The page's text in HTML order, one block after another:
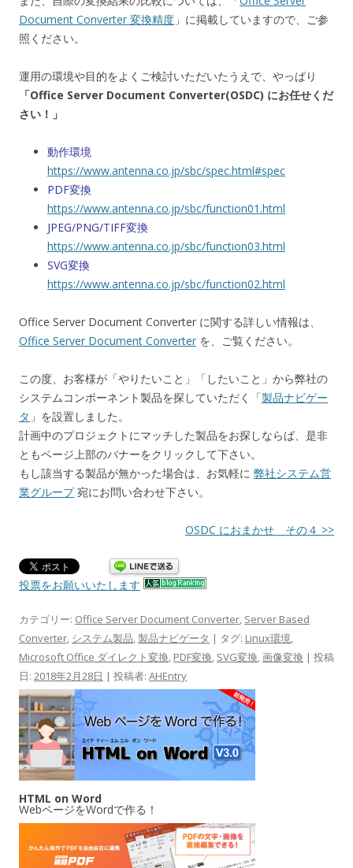
Document Converter 変換精度 」に掲載していますので、ご参
照ください。
運用の環境や目的をよくご検討いただいたうえで、やっぱり
「Office Server Document Converter(OSDC) にお任せくだ
さい！」
動作環境
https://www.antenna.co.jp/sbc/spec.html#spec
PDF変換
https://www.antenna.co.jp/sbc/function01.html
JPEG/PNG/TIFF変換
https://www.antenna.co.jp/sbc/function03.html
SVG変換
https://www.antenna.co.jp/sbc/function02.html
Office Server Document Converter に関する詳しい情報は、
Office Server Document Converter を、ご覧ください。
この度、お客様が「やりたいこと」「したいこと」から弊社の
システムコンポーネント製品を探していただく「製品ナビゲー
タ 」を設置しました。
計画中のプロジェクトにマッチした製品をお探しならば、是非
ともページ上部のバナーをクリックして下さい。
もし該当する製品が無かった場合は、お気軽に 弊社システム営
業グループ宛にお問い合わせ下さい。
OSDC におまかせ その４ >>
投票をお願いいたします
カテゴリー: Office Server Document Converter, Server Based
Converter, システム製品,製品ナビゲータ | タグ: Linux環境,
Microsoft Office ダイレクト変換, PDF変換, SVG変換,画像変換 | 投稿
日: 2018年2月28日 | 投稿者: AHEntry
HTML on Word
WebページをWordで作る！